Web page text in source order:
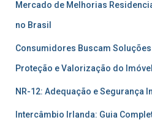
Mercado de Melhorias
no Brasil
Consumidores Buscam
Proteção e Valorização do Imóvel
NR-12: Adequação e Segurança
Intercâmbio Irlanda: Guia